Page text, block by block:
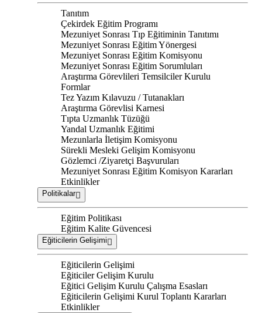
Tanıtım
Çekirdek Eğitim Programı
Mezuniyet Sonrası Tıp Eğitiminin Tanıtımı
Mezuniyet Sonrası Eğitim Yönergesi
Mezuniyet Sonrası Eğitim Komisyonu
Mezuniyet Sonrası Eğitim Sorumluları
Araştırma Görevlileri Temsilciler Kurulu
Formlar
Tez Yazım Kılavuzu / Tutanakları
Araştırma Görevlisi Karnesi
Tıpta Uzmanlık Tüzüğü
Yandal Uzmanlık Eğitimi
Mezunlarla İletişim Komisyonu
Sürekli Mesleki Gelişim Komisyonu
Gözlemci /Ziyaretçi Başvuruları
Mezuniyet Sonrası Eğitim Komisyon Kararları
Etkinlikler
Politikalar
Eğitim Politikası
Eğitim Kalite Güvencesi
Eğiticilerin Gelişimi
Eğiticilerin Gelişimi
Eğiticiler Gelişim Kurulu
Eğitici Gelişim Kurulu Çalışma Esasları
Eğiticilerin Gelişimi Kurul Toplantı Kararları
Etkinlikler